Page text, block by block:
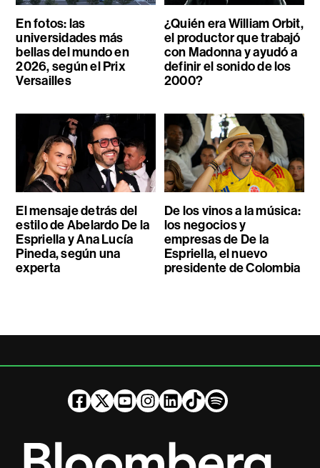
En fotos: las
universidades más
bellas del mundo en
2026, según el Prix
Versailles
¿Quién era William Orbit,
el productor que trabajó
con Madonna y ayudó a
definir el sonido de los
2000?
El mensaje detrás del
estilo de Abelardo De la
Espriella y Ana Lucía
Pineda, según una
experta
De los vinos a la música:
los negocios y
empresas de De la
Espriella, el nuevo
presidente de Colombia